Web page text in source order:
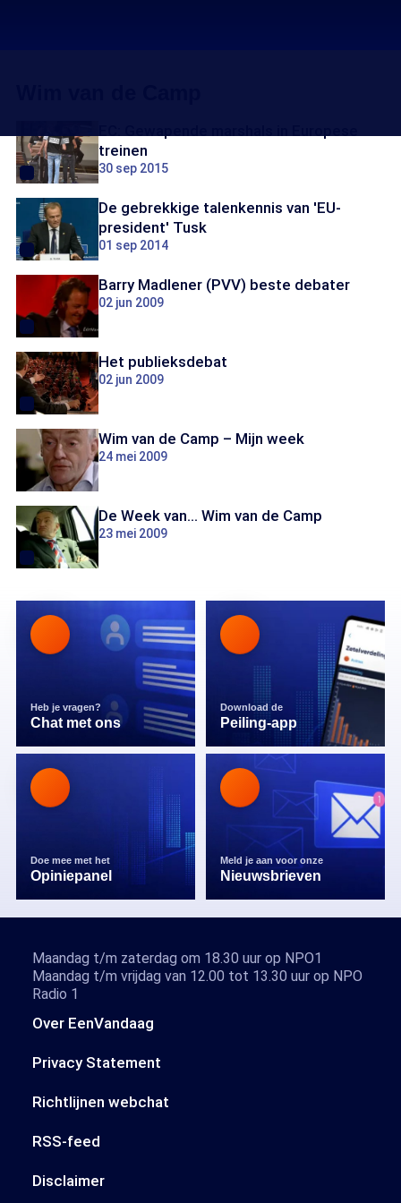
treinen
30 sep 2015
De gebrekkige talenkennis van 'EU-
president' Tusk
01 sep 2014
Barry Madlener (PVV) beste debater
02 jun 2009
Het publieksdebat
02 jun 2009
Wim van de Camp – Mijn week
24 mei 2009
De Week van... Wim van de Camp
23 mei 2009
Heb je vragen?
Chat met ons
Download de
Peiling-app
Doe mee met het
Opiniepanel
Meld je aan voor onze
Nieuwsbrieven
Over EenVandaag
Privacy Statement
Richtlijnen webchat
RSS-feed
Disclaimer
Maandag t/m zaterdag om 18.30 uur op NPO1
Maandag t/m vrijdag van 12.00 tot 13.30 uur op NPO
Radio 1